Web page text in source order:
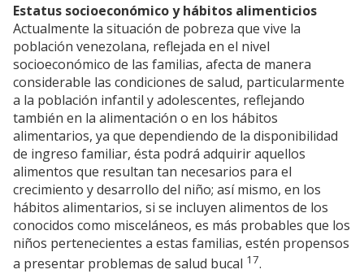
Estatus socioeconómico y hábitos alimenticios
Actualmente la situación de pobreza que vive la
población venezolana, reflejada en el nivel
socioeconómico de las familias, afecta de manera
considerable las condiciones de salud, particularmente
a la población infantil y adolescentes, reflejando
también en la alimentación o en los hábitos
alimentarios, ya que dependiendo de la disponibilidad
de ingreso familiar, ésta podrá adquirir aquellos
alimentos que resultan tan necesarios para el
crecimiento y desarrollo del niño; así mismo, en los
hábitos alimentarios, si se incluyen alimentos de los
conocidos como misceláneos, es más probables que los
niños pertenecientes a estas familias, estén propensos
a presentar problemas de salud bucal 17.